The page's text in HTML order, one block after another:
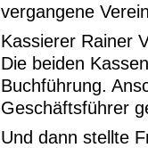
vergangene
Kassierer Rainer
Die beiden
Buchführung.
Geschäftsführer
Und dann stellte